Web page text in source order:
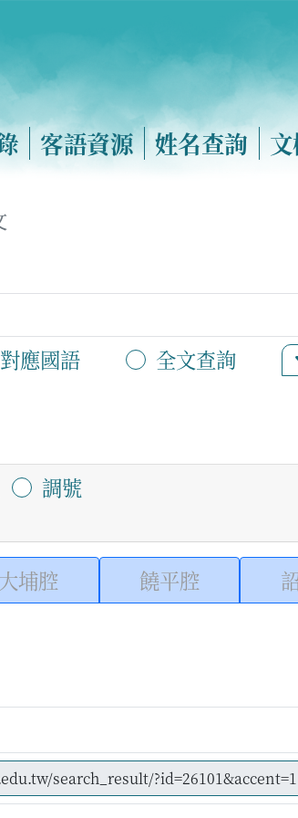
客語資源 姓名查詢
對應國語 全文查詢
調號
大埔腔 饒平腔